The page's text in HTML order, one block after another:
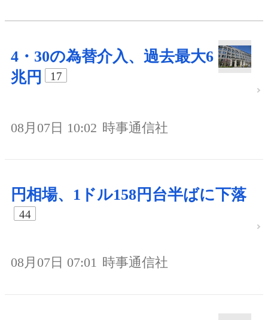
4・30の為替介入、過去最大6
兆円
17
08月07日 10:02 時事通信社
円相場、1ドル158円台半ばに下落
44
08月07日 07:01 時事通信社